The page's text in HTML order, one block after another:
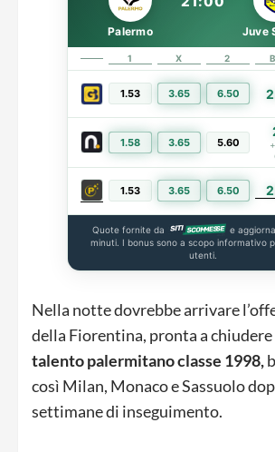
Palermo Juve
1 X 2
1.53 3.65 6.50
1.58 3.65 5.60
1.53 3.65 6.50
Quote fornite da
e
minuti. I bonus sono a scopo informativo
utenti.
Nella notte dovrebbe arrivare
della Fiorentina, pronta a
talento palermitano classe 1998,
così Milan, Monaco e Sassuolo
settimane di inseguimento.